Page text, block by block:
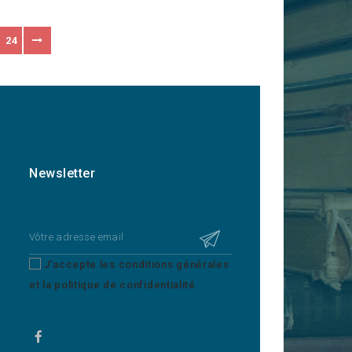
24
Newsletter
J'accepte les conditions générales
et la politique de confidentialité